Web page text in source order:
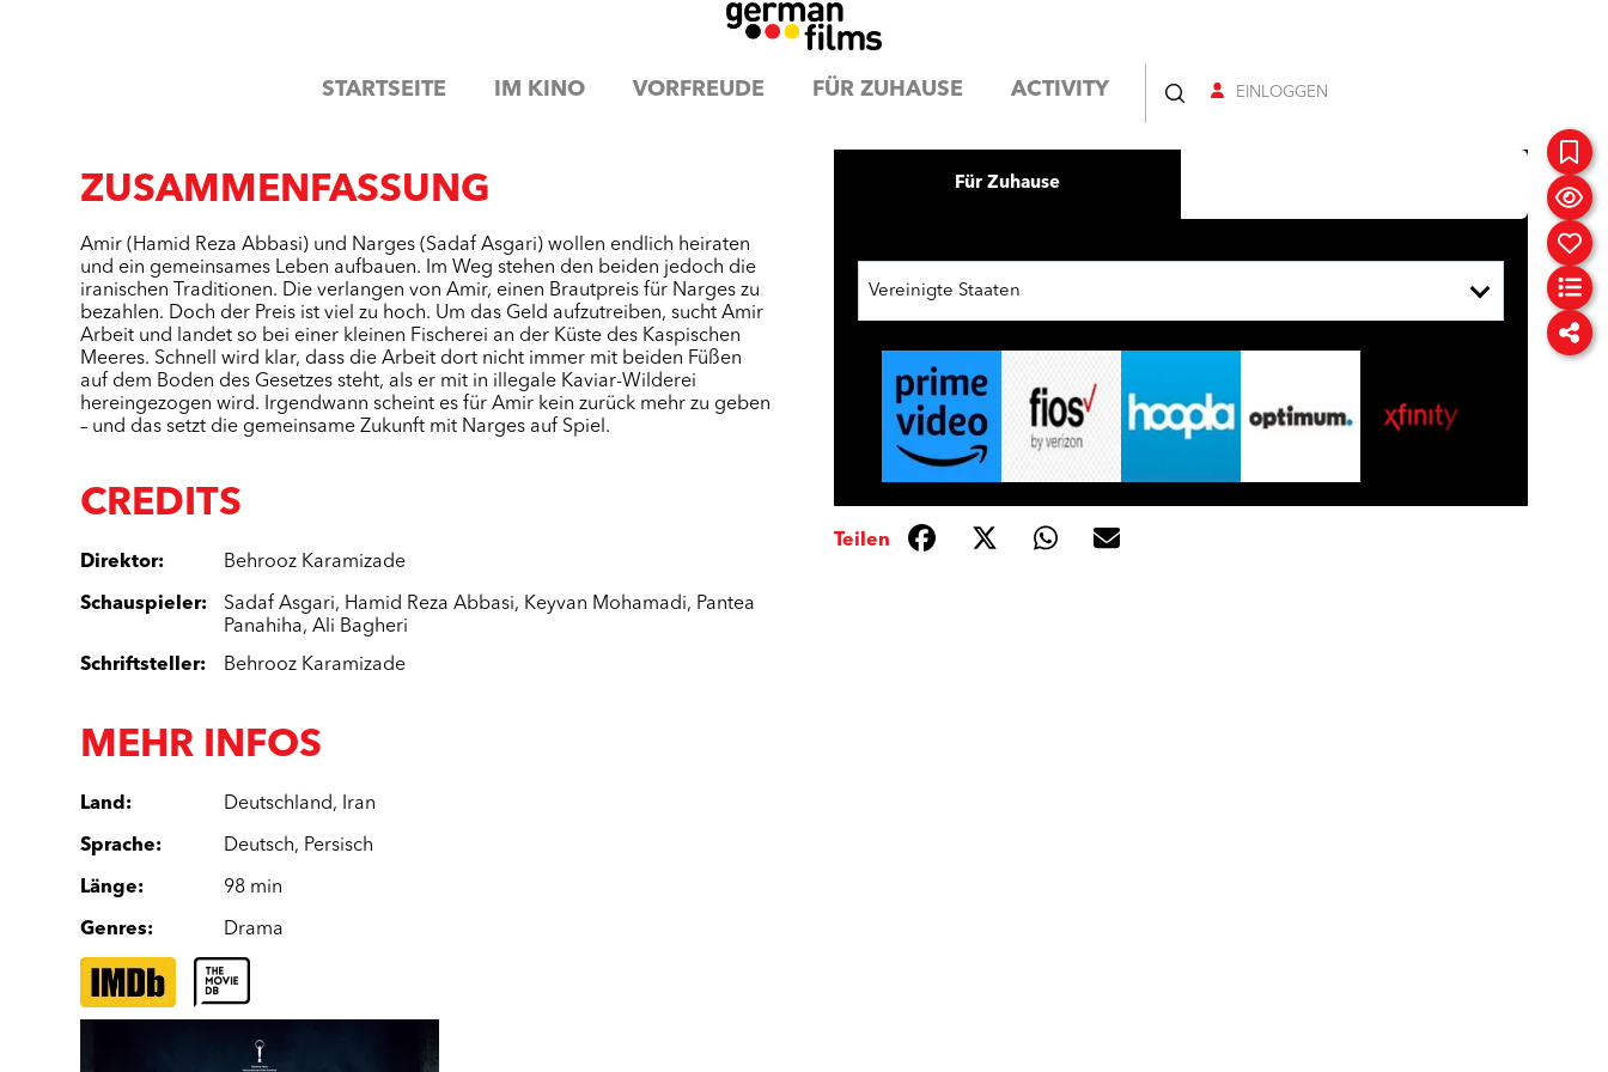
STARTSEITE IM KINO VORFREUDE FÜR ZUHAUSE ACTIVITY EINLOGGEN
ZUSAMMENFASSUNG
Amir (Hamid Reza Abbasi) und Narges (Sadaf Asgari) wollen endlich heiraten
und ein gemeinsames Leben aufbauen. Im Weg stehen den beiden jedoch die
iranischen Traditionen. Die verlangen von Amir, einen Brautpreis für Narges zu
bezahlen. Doch der Preis ist viel zu hoch. Um das Geld aufzutreiben, sucht Amir
Arbeit und landet so bei einer kleinen Fischerei an der Küste des Kaspischen
Meeres. Schnell wird klar, dass die Arbeit dort nicht immer mit beiden Füßen
auf dem Boden des Gesetzes steht, als er mit in illegale Kaviar-Wilderei
hereingezogen wird. Irgendwann scheint es für Amir kein zurück mehr zu geben
– und das setzt die gemeinsame Zukunft mit Narges auf Spiel.
CREDITS
Direktor: Behrooz Karamizade
Schauspieler: Sadaf Asgari, Hamid Reza Abbasi, Keyvan Mohamadi, Pantea
Panahiha,Ali Bagheri
Schriftsteller: Behrooz Karamizade
MEHR INFOS
Land : Deutschland, Iran
Sprache: Deutsch, Persisch
Länge: 98 min
Genres: Drama
Für Zuhause
Vereinigte Staaten
Teilen